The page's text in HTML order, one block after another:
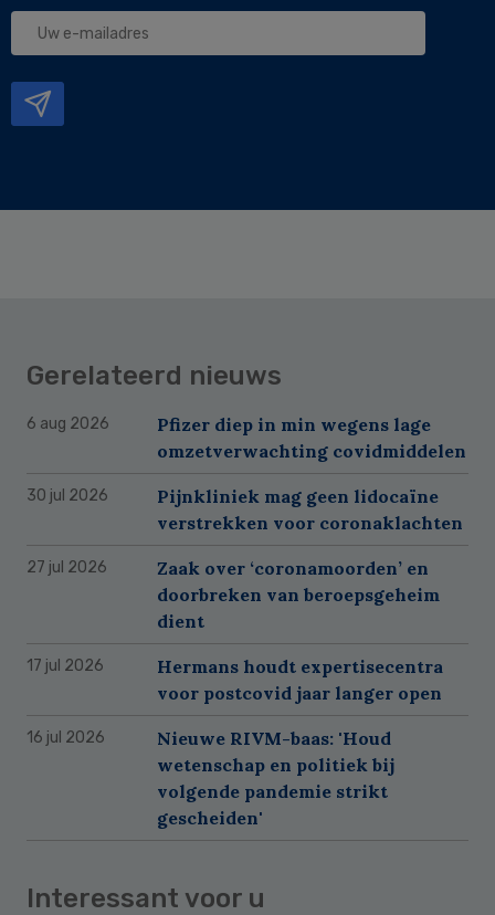
Uw
Gerelateerd nieuws
6 aug 2026
Pfizer diep in min wegens lage
omzetverwachting covidmiddelen
30 jul 2026
Pijnkliniek mag geen lidocaïne
verstrekken voor coronaklachten
27 jul 2026
Zaak over ‘coronamoorden’ en
doorbreken van beroepsgeheim
dient
17 jul 2026
Hermans houdt expertisecentra
voor postcovid jaar langer open
16 jul 2026
Nieuwe RIVM-baas: 'Houd
wetenschap en politiek bij
volgende pandemie strikt
gescheiden'
Interessant voor u